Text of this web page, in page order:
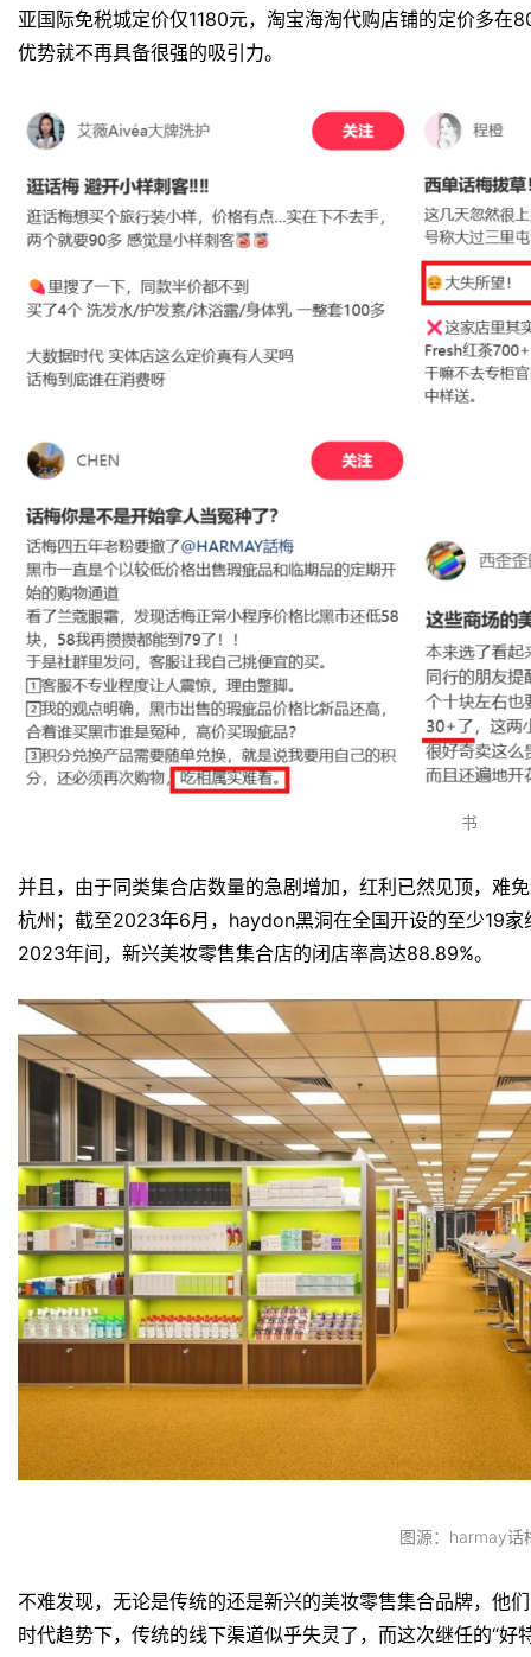
亚国际免税城定价仅1180元，淘宝海淘代购店铺的定价多在
优势就不再具备很强的吸引力。
书
并且，由于同类集合店数量的急剧增加，红利已然见顶，难
杭州；截至2023年6月，haydon黑洞在全国开设的至少19
2023年间，新兴美妆零售集合店的闭店率高达88.89%。
图源：harmay话
不难发现，无论是传统的还是新兴的美妆零售集合品牌，他
时代趋势下，传统的线下渠道似乎失灵了，而这次继任的“好